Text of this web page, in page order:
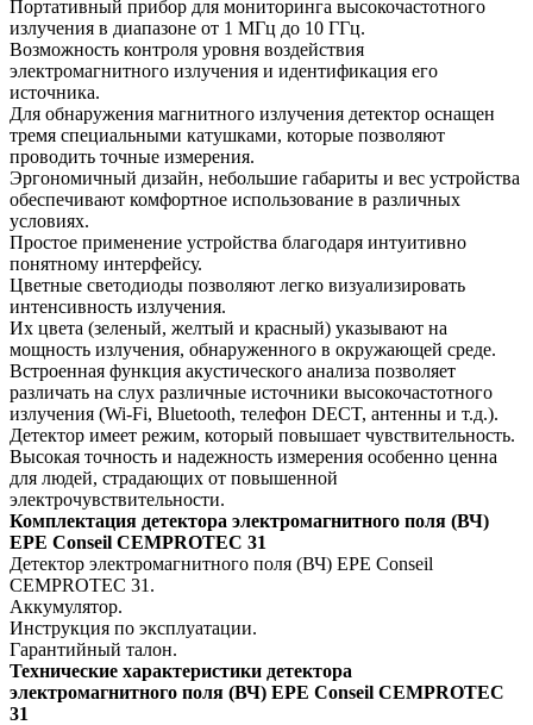
Портативный прибор для мониторинга высокочастотного
излучения в диапазоне от 1 МГц до 10 ГГц.
Возможность контроля уровня воздействия
электромагнитного излучения и идентификация его
источника.
Для обнаружения магнитного излучения детектор оснащен
тремя специальными катушками, которые позволяют
проводить точные измерения.
Эргономичный дизайн, небольшие габариты и вес устройства
обеспечивают комфортное использование в различных
условиях.
Простое применение устройства благодаря интуитивно
понятному интерфейсу.
Цветные светодиоды позволяют легко визуализировать
интенсивность излучения.
Их цвета (зеленый, желтый и красный) указывают на
мощность излучения, обнаруженного в окружающей среде.
Встроенная функция акустического анализа позволяет
различать на слух различные источники высокочастотного
излучения (Wi-Fi, Bluetooth, телефон DECT, антенны и т.д.).
Детектор имеет режим, который повышает чувствительность.
Высокая точность и надежность измерения особенно ценна
для людей, страдающих от повышенной
электрочувствительности.
Комплектация детектора электромагнитного поля (ВЧ)
EPE Conseil CEMPROTEC 31
Детектор электромагнитного поля (ВЧ) EPE Conseil
CEMPROTEC 31.
Аккумулятор.
Инструкция по эксплуатации.
Гарантийный талон.
Технические характеристики детектора
электромагнитного поля (ВЧ) EPE Conseil CEMPROTEC
31